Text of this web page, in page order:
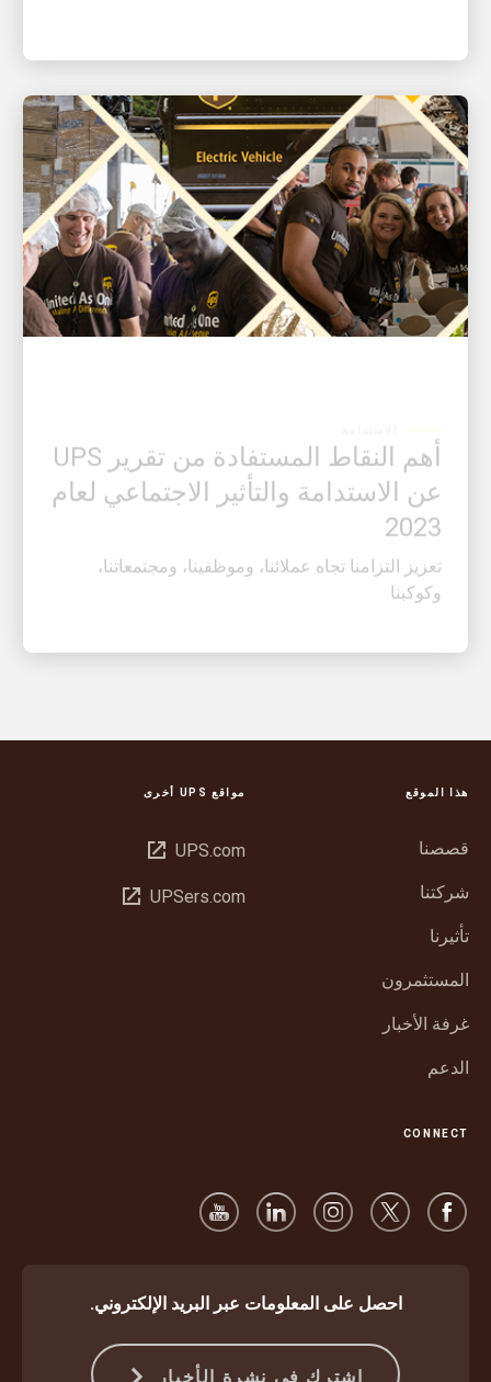
عن الاستدامة والتأثير الاجتماعي لعام
2023
تعزيز التزامنا تجاه عملائنا، وموظفينا، ومجتمعاتنا،
وكوكبنا
هذا الموقع
قصصنا
شركتنا
تأثيرنا
المستثمرون
غرفة الأخبار
الدعم
مواقع UPS أخرى
UPS.com فتح
نافذة
UPSers.com فتح
CONNECT
احصل على المعلومات عبر البريد الإلكتروني.
اشترك في نشرة الأخبار